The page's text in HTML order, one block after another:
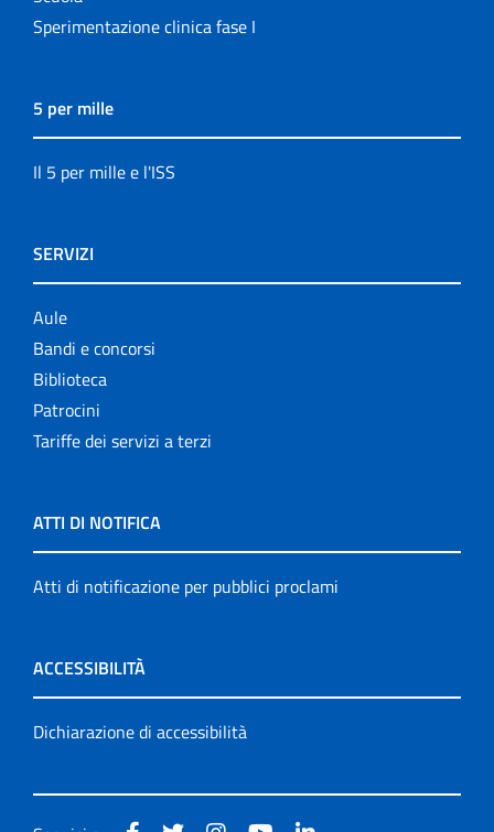
Sperimentazione clinica fase I
5 per mille
Il 5 per mille e l'ISS
SERVIZI
Aule
Bandi e concorsi
Biblioteca
Patrocini
Tariffe dei servizi a terzi
ATTI DI NOTIFICA
Atti di notificazione per pubblici proclami
ACCESSIBILITÀ
Dichiarazione di accessibilità